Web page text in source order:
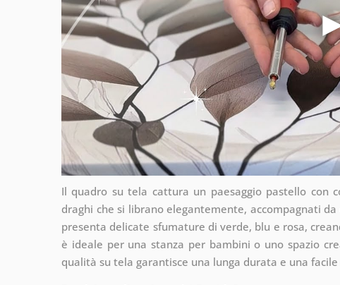
Il quadro su tela cattura un paesaggio pastello con
draghi che si librano elegantemente, accompagnati
presenta delicate sfumature di verde, blu e rosa,
è ideale per una stanza per bambini o uno spazio
qualità su tela garantisce una lunga durata e una